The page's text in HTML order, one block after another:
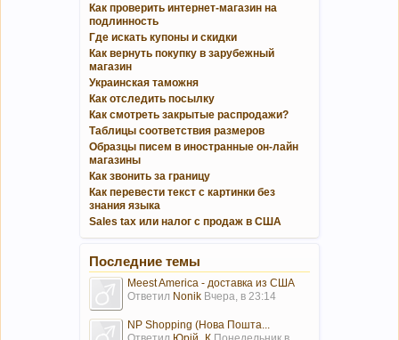
Как проверить интернет-магазин на
подлинность
Где искать купоны и скидки
Как вернуть покупку в зарубежный
магазин
Украинская таможня
Как отследить посылку
Как смотреть закрытые распродажи?
Таблицы соответствия размеров
Образцы писем в иностранные он-лайн
магазины
Как звонить за границу
Как перевести текст с картинки без
знания языка
Sales tax или налог с продаж в США
Последние темы
Meest America - доставка из США
Ответил Nonik Вчера, в 23:14
NP Shopping (Нова Пошта...